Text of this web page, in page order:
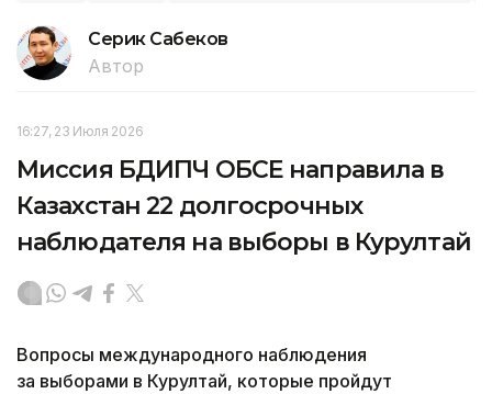
Серик Сабеков
Автор
16:27, 23 Июля 2026
Миссия БДИПЧ ОБСЕ направила в
Казахстан 22 долгосрочных
наблюдателя на выборы в Курултай
Вопросы международного наблюдения
за выборами в Курултай, которые пройдут